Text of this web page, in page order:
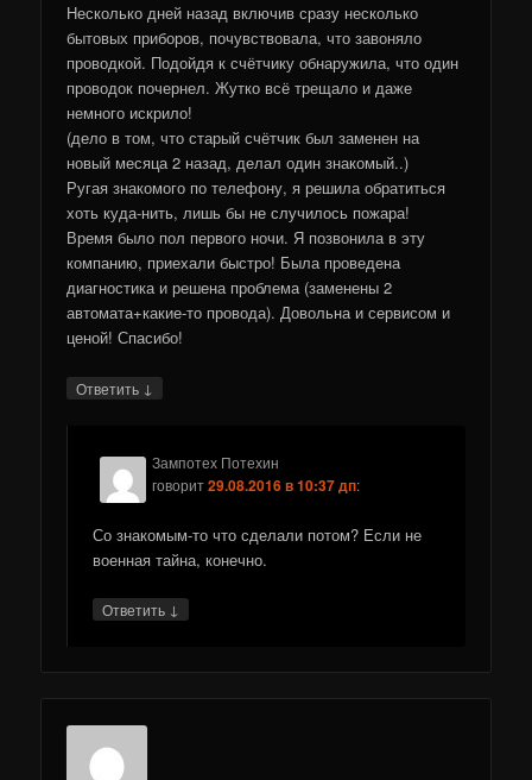
Несколько дней назад включив сразу несколько
бытовых приборов, почувствовала, что завоняло
проводкой. Подойдя к счётчику обнаружила, что один
проводок почернел. Жутко всё трещало и даже
немного искрило!
(дело в том, что старый счётчик был заменен на
новый месяца 2 назад, делал один знакомый..)
Ругая знакомого по телефону, я решила обратиться
хоть куда-нить, лишь бы не случилось пожара!
Время было пол первого ночи. Я позвонила в эту
компанию, приехали быстро! Была проведена
диагностика и решена проблема (заменены 2
автомата+какие-то провода). Довольна и сервисом и
ценой! Спасибо!
Ответить ↓
Зампотех Потехин
говорит29.08.2016 в 10:37 дп:
Со знакомым-то что сделали потом? Если не
военная тайна, конечно.
Ответить ↓